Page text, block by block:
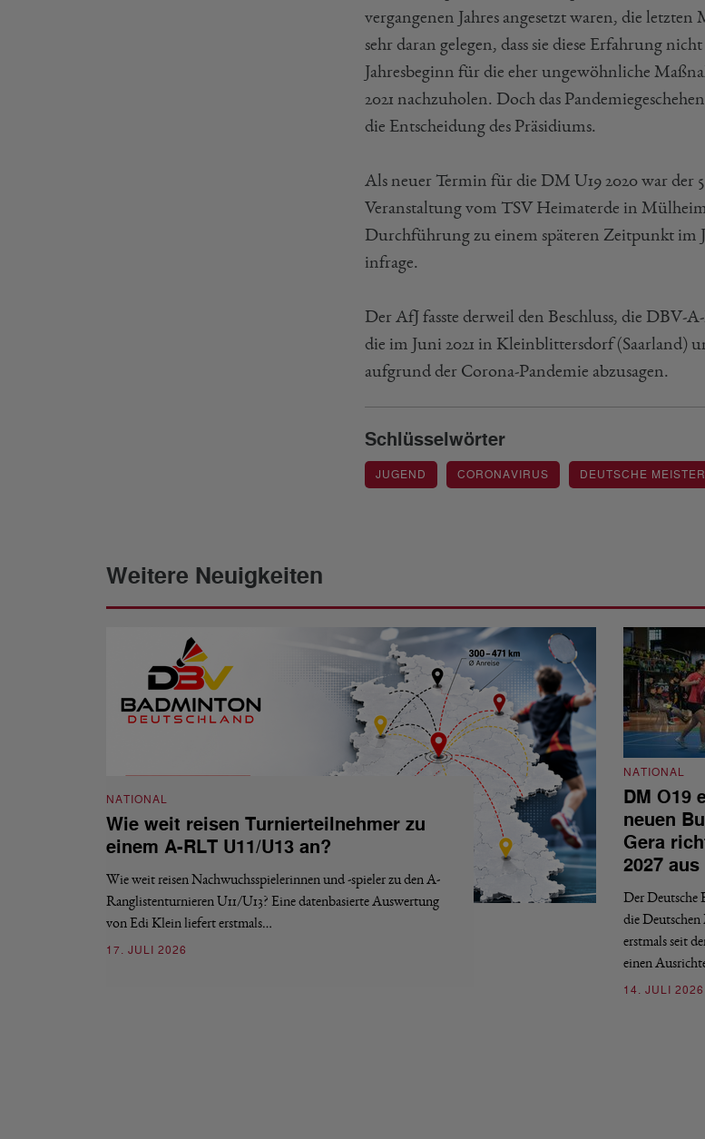
vergangenen Jahres angesetzt waren, die
sehr daran gelegen, dass sie diese Erfahrung
Jahresbeginn für die eher ungewöhnliche
2021 nachzuholen. Doch das
die Entscheidung des Präsidiums.
Als neuer Termin für die DM U19 2020 war der
Veranstaltung vom TSV Heimaterde in
Durchführung zu einem späteren Zeitpunkt im
infrage.
Der AfJ fasste derweil den Beschluss, die DBV-
die im Juni 2021 in Kleinblittersdorf (Saarland)
aufgrund der Corona-Pandemie abzusagen.
Schlüsselwörter
JUGEND CORONAVIRUS DEUTSCHE
Weitere Neuigkeiten
NATIONAL
Wie weit reisen Turnierteilnehmer zu
einem A-RLT U11/U13 an?
Wie weit reisen Nachwuchsspielerinnen und -spieler zu den A-
Ranglistenturnieren U11/U13? Eine datenbasierte Auswertung
von Edi Klein liefert erstmals…
17. JULI 2026
NATIONAL
DM O19
neuen
Gera
2027 aus
Der Deutsche
die Deutschen
erstmals seit
einen
14. JULI 2026